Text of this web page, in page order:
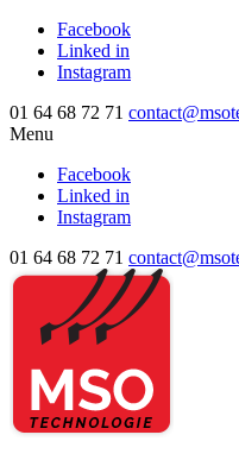
Facebook
Linked in
Instagram
01 64 68 72 71
Menu
Facebook
Linked in
Instagram
01 64 68 72 71